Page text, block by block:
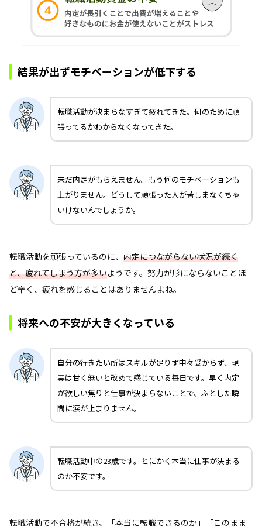
結果が出ずモチベーションが低下する
転職活動が決まらなすぎて疲れてきた。何のために頑
張ってるかわからなくなってきた。
未だ内定がもらえません。もう何のモチベーションも
上がりません。どうして頑張った人が苦しまなくちゃ
いけないんでしょうか。
転職活動を頑張っているのに、 内定につながらない状況が続く
と、疲れてしまう方が多いようです。努力が形にならないことほ
ど辛く、疲れを感じることはありませんよね。
将来への不安が大きくなっている
自分の行きたい所はスキルが足りず中々受からず、現
実は甘く無いと改めて感じている毎日です。早く内定
が欲しい焦りと仕事が決まらないことで、ふとした瞬
間に涙が止まりません。
転職活動中の23歳です。とにかく本当に仕事が決まる
のか不安です。
転職活動で不合格が続き、「本当に転職できるのか」「このまま